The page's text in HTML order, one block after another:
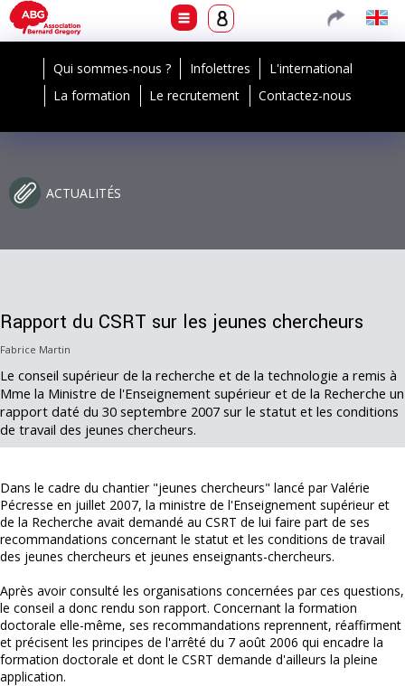
Qui sommes-nous ? Infolettres
L'international
La formation
Le recrutement Contactez-nous
ACTUALITÉS
Rapport du CSRT sur les jeunes chercheurs
Fabrice Martin
Le conseil supérieur de la recherche et de la technologie a remis à
Mme la Ministre de l'Enseignement supérieur et de la Recherche un
rapport daté du 30 septembre 2007 sur le statut et les conditions
de travail des jeunes chercheurs.
Dans le cadre du chantier "jeunes chercheurs" lancé par Valérie
Pécresse en juillet 2007, la ministre de l'Enseignement supérieur et
de la Recherche avait demandé au CSRT de lui faire part de ses
recommandations concernant le statut et les conditions de travail
des jeunes chercheurs et jeunes enseignants-chercheurs.
Après avoir consulté les organisations concernées par ces questions,
le conseil a donc rendu son rapport. Concernant la formation
doctorale elle-même, ses recommandations reprennent, réaffirment
et précisent les principes de l'arrêté du 7 août 2006 qui encadre la
formation doctorale et dont le CSRT demande d'ailleurs la pleine
application.